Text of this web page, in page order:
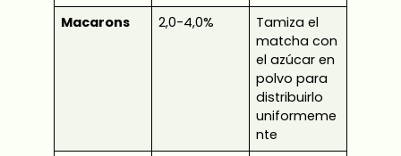
Macarons
2,0-4,0%
Tamiza el
matcha con
el azúcar en
polvo para
distribuirlo
uniformeme
nte